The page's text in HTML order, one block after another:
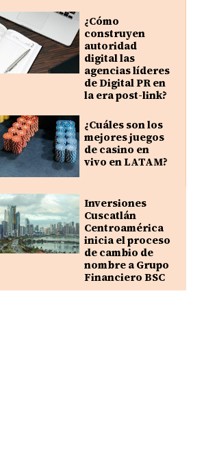
¿Cómo
construyen
autoridad
digital las
agencias líderes
de Digital PR en
la era post-link?
¿Cuáles son los
mejores juegos
de casino en
vivo en LATAM?
Inversiones
Cuscatlán
Centroamérica
inicia el proceso
de cambio de
nombre a Grupo
Financiero BSC